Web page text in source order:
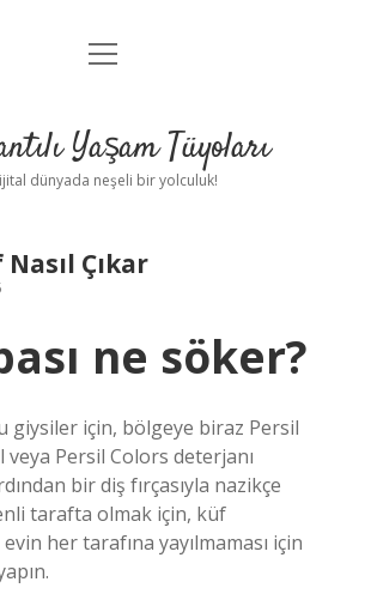
Anasayfa
Yasal Uyarı
menüyü
Yaşam Tüyoları
dünyada neşeli bir yolculuk!
Çıkar
ne söker?
giysiler için, bölgeye biraz Persil
veya Persil Colors deterjanı
bir diş fırçasıyla nazikçe
tarafta olmak için, küf
evin her tarafına yayılmaması için